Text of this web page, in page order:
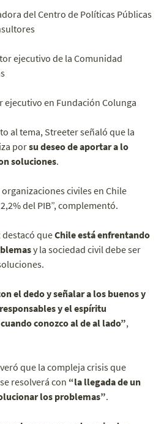
del Centro de Políticas Públicas
ejecutivo de la Comunidad
ejecutivo en Fundación Colunga
al tema, Streeter señaló que la
porsu deseo de aportar a lo
soluciones.
civiles en Chile
del PIB”, complementó.
destacó queChile está enfrentando
y la sociedad civil debe ser
el dedo y señalar a los buenos y
y el espíritu
conozco al de al lado”,
que la compleja crisis que
resolverá con “la llegada de un
los problemas”.